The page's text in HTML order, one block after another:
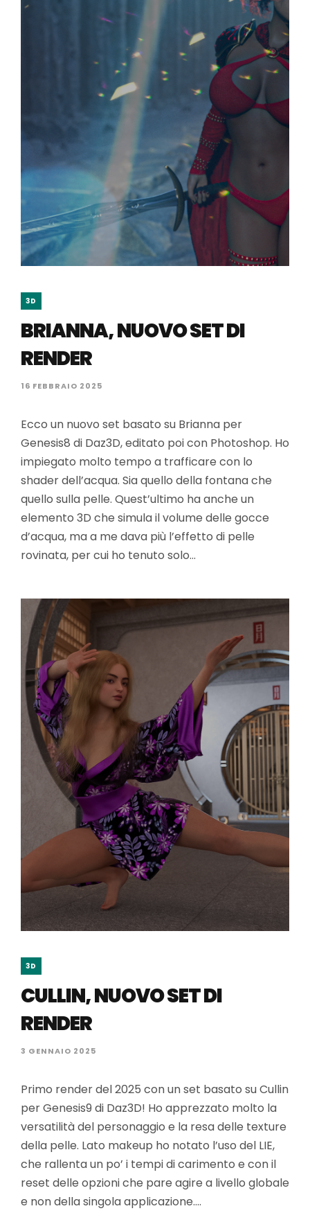
3D
BRIANNA, NUOVO SET DI
RENDER
16 FEBBRAIO 2025
Ecco un nuovo set basato su Brianna per
Genesis8 di Daz3D, editato poi con Photoshop. Ho
impiegato molto tempo a trafficare con lo
shader dell’acqua. Sia quello della fontana che
quello sulla pelle. Quest’ultimo ha anche un
elemento 3D che simula il volume delle gocce
d’acqua, ma a me dava più l’effetto di pelle
rovinata, per cui ho tenuto solo…
3D
CULLIN, NUOVO SET DI
RENDER
3 GENNAIO 2025
Primo render del 2025 con un set basato su Cullin
per Genesis9 di Daz3D! Ho apprezzato molto la
versatilità del personaggio e la resa delle texture
della pelle. Lato makeup ho notato l’uso del LIE,
che rallenta un po’ i tempi di carimento e con il
reset delle opzioni che pare agire a livello globale
e non della singola applicazione….